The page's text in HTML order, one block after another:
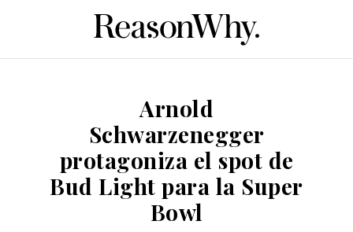
Arnold
Schwarzenegger
protagoniza el spot de
Bud Light para la Super
Bowl